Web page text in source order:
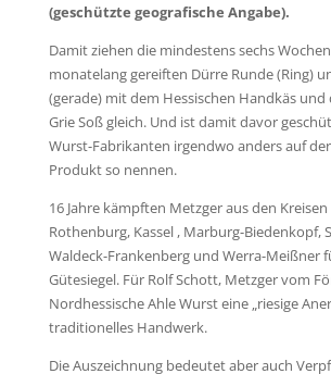
(geschützte geografische Angabe).
Damit ziehen die mindestens sechs
monatelang gereiften Dürre Runde (Ring)
(gerade) mit dem Hessischen Handkäs
Grie Soß gleich. Und ist damit davor
Wurst-Fabrikanten irgendwo anders auf
Produkt so nennen.
16 Jahre kämpften Metzger aus den
Rothenburg, Kassel , Marburg-Biedenkopf,
Waldeck-Frankenberg und Werra-Meißner
Gütesiegel. Für Rolf Schott, Metzger vom
Nordhessische Ahle Wurst eine „riesige
traditionelles Handwerk.
Die Auszeichnung bedeutet aber auch